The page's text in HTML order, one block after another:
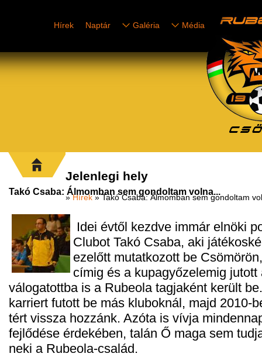
Hírek Naptár Galéria Média
Jelenlegi hely
»Hírek» Takó Csaba: Álmomban sem gondoltam
Takó Csaba: Álmomban sem gondoltam volna...
Idei évtől kezdve immár elnöki
Clubot Takó Csaba, aki
ezelőtt mutatkozott be
címig és a kupagyőzelemig
válogatottba is a Rubeola tagjaként került
karriert futott be más kluboknál, majd 2010-
tért vissza hozzánk. Azóta is vívja
fejlődése érdekében, talán Ő maga sem
neki a Rubeola-család.